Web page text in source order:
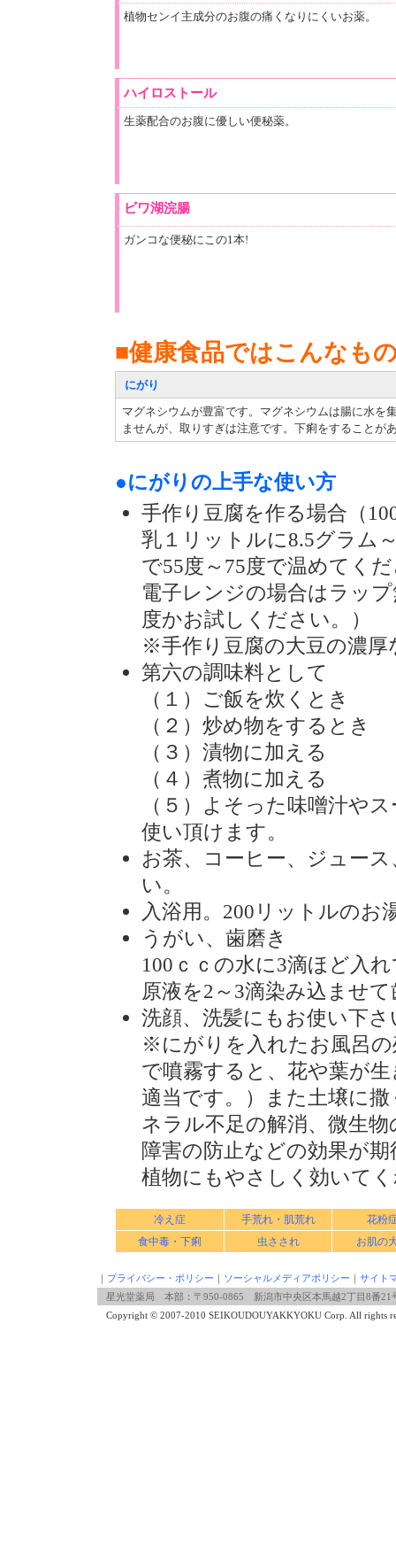
植物センイ主成分のお腹の痛くなりにくいお薬。
ハイロストール
生薬配合のお腹に優しい便秘薬。
ビワ湖浣腸
ガンコな便秘にこの1本!
■健康食品ではこんなも
にがり
マグネシウムが豊富です。マグネシウムは腸に水を
ませんが、取りすぎは注意です。下痢をすることが
●にがりの上手な使い方
手作り豆腐を作る場合（
乳１リットルに8.5グラム
で55度～75度で温めてく
電子レンジの場合はラッ
度かお試しください。）
※手作り豆腐の大豆の濃
第六の調味料として
（１）ご飯を炊くとき
（２）炒め物をするとき
（３）漬物に加える
（４）煮物に加える
（５）よそった味噌汁や
使い頂けます。
お茶、コーヒー、ジュー
い。
入浴用。200リットルのお
うがい、歯磨き
100ｃｃの水に3滴ほど入
原液を2～3滴染み込ませ
洗顔、洗髪にもお使い下さ
※にがりを入れたお風呂
で噴霧すると、花や葉が
適当です。）また土壌に
ネラル不足の解消、微生
障害の防止などの効果が
植物にもやさしく効いて
冷え症 手荒れ・肌荒れ
花粉
食中毒・下痢
虫さされ お肌の
｜ プライバシー・ポリシー ｜ ソーシャルメディアポリシー ｜ サイト
星光堂薬局 本部：〒950-0865 新潟市中央区本馬越2丁目8番
Copyright © 2007-2010 SEIKOUDOUYAKKYOKU Corp. All rights